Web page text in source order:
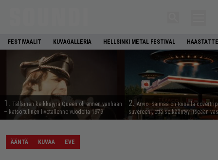
FESTIVAALIT KUVAGALLERIA HELLSINKI METAL FESTIVAL
1. Tällainen keikkajyrä Queen oli ennen vanhaan
– katso tulinen livetallenne vuodelta 1979
2. Arvio: Saimaa on toisella
suvereeni, että se kääntyy itseään
ÄÄNTÄ KUVAA EVE